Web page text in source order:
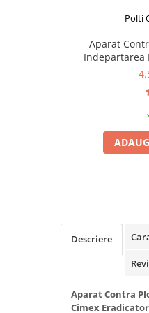
Polti
Aparat
Indepartarea
Polti Cimex
Descriere
Aparat Contra
Cimex